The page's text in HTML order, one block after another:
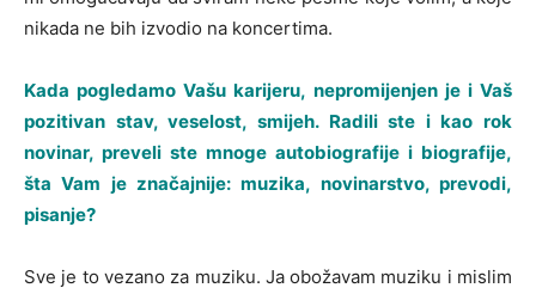
nikada ne bih izvodio na koncertima.
Kada pogledamo Vašu karijeru, nepromijenjen je i Vaš
pozitivan stav, veselost, smijeh. Radili ste i kao rok
novinar, preveli ste mnoge autobiografije i biografije,
šta Vam je značajnije: muzika, novinarstvo, prevodi,
pisanje?
Sve je to vezano za muziku. Ja obožavam muziku i mislim